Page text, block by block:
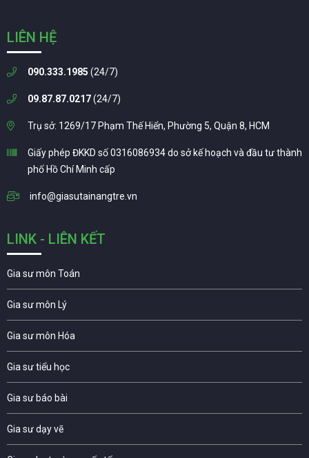
LIÊN HỆ
090.333.1985 (24/7)
09.87.87.0217(24/7)
Trụ sở: 1269/17 Phạm Thế Hiển, Phường 5, Quận 8, HCM
Giấy phép ĐKKD số 0316086934 do sở kế hoạch và đầu tư thành
phố Hồ Chí Minh cấp
info@giasutainangtre.vn
LINK - LIÊN KẾT
Gia sư môn Toán
Gia sư môn Lý
Gia sư môn Hóa
Gia sư tiểu học
Gia sư báo bài
Gia sư dạy vẽ